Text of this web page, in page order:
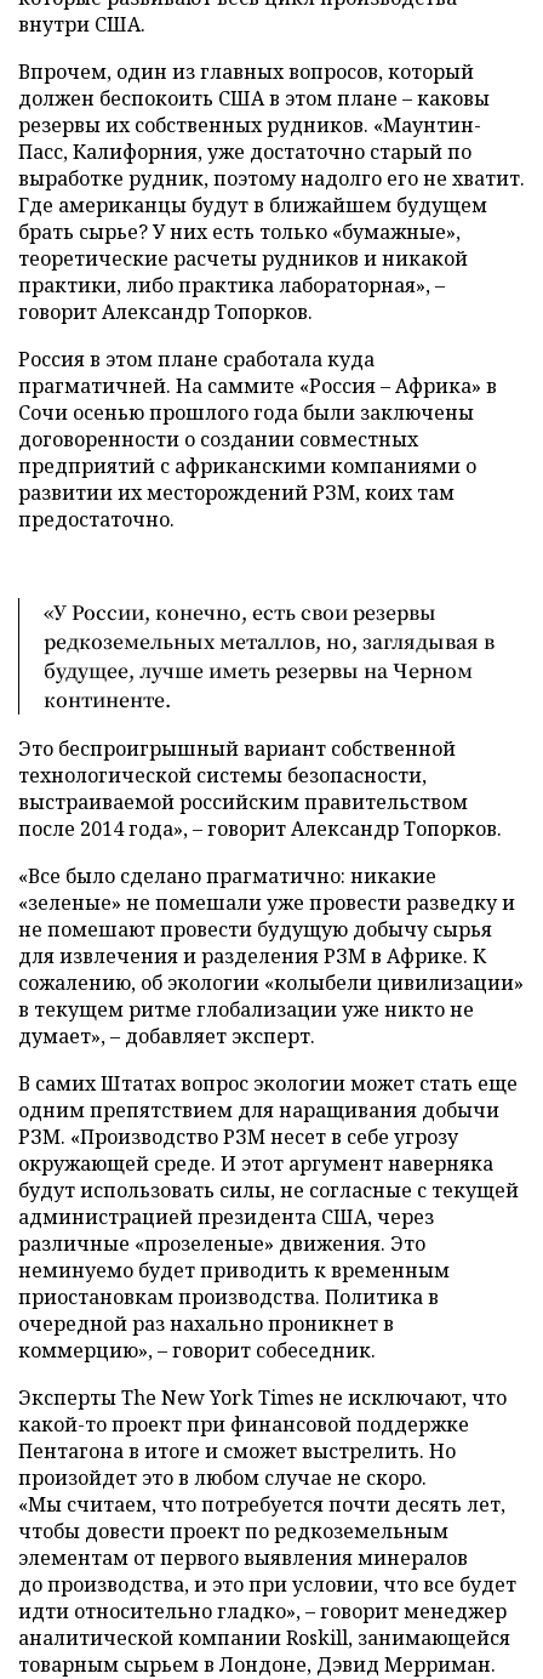
внутри США.
Впрочем, один из главных вопросов, который
должен беспокоить США в этом плане – каковы
резервы их собственных рудников. «Маунтин-
Пасс, Калифорния, уже достаточно старый по
выработке рудник, поэтому надолго его не хватит.
Где американцы будут в ближайшем будущем
брать сырье? У них есть только «бумажные»,
теоретические расчеты рудников и никакой
практики, либо практика лабораторная», –
говорит Александр Топорков.
Россия в этом плане сработала куда
прагматичней. На саммите «Россия – Африка» в
Сочи осенью прошлого года были заключены
договоренности о создании совместных
предприятий с африканскими компаниями о
развитии их месторождений РЗМ, коих там
предостаточно.
«У России, конечно, есть свои резервы
редкоземельных металлов, но, заглядывая в
будущее, лучше иметь резервы на Черном
континенте.
Это беспроигрышный вариант собственной
технологической системы безопасности,
выстраиваемой российским правительством
после 2014 года», – говорит Александр Топорков.
«Все было сделано прагматично: никакие
«зеленые» не помешали уже провести разведку и
не помешают провести будущую добычу сырья
для извлечения и разделения РЗМ в Африке. К
сожалению, об экологии «колыбели цивилизации»
в текущем ритме глобализации уже никто не
думает», – добавляет эксперт.
В самих Штатах вопрос экологии может стать еще
одним препятствием для наращивания добычи
РЗМ. «Производство РЗМ несет в себе угрозу
окружающей среде. И этот аргумент наверняка
будут использовать силы, не согласные с текущей
администрацией президента США, через
различные «прозеленые» движения. Это
неминуемо будет приводить к временным
приостановкам производства. Политика в
очередной раз нахально проникнет в
коммерцию», – говорит собеседник.
Эксперты The New York Times не исключают, что
какой-то проект при финансовой поддержке
Пентагона в итоге и сможет выстрелить. Но
произойдет это в любом случае не скоро.
«Мы считаем, что потребуется почти десять лет,
чтобы довести проект по редкоземельным
элементам от первого выявления минералов
до производства, и это при условии, что все будет
идти относительно гладко», – говорит менеджер
аналитической компании Roskill, занимающейся
товарным сырьем в Лондоне, Дэвид Мерриман.